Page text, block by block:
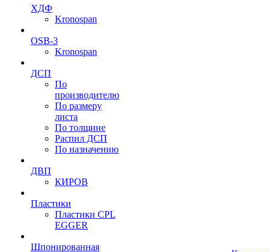
ХДФ
Kronospan
OSB-3
Kronospan
ДСП
По
производителю
По размеру
листа
По толщине
Распил ДСП
По назначению
ДВП
КИРОВ
Пластики
Пластики CPL
EGGER
Шпонированная